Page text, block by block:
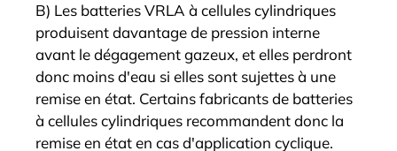
B) Les batteries VRLA à cellules cylindriques
produisent davantage de pression interne
avant le dégagement gazeux, et elles perdront
donc moins d'eau si elles sont sujettes à une
remise en état. Certains fabricants de batteries
à cellules cylindriques recommandent donc la
remise en état en cas d'application cyclique.